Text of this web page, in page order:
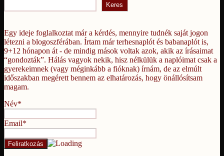
Keres
Egy ideje foglalkoztat már a kérdés, mennyire tudnék saját jogon
létezni a blogoszférában. Írtam már terhesnaplót és babanaplót is,
9+12 hónapon át - de mindig mások voltak azok, akik az írásaimat
“gondozták”. Hálás vagyok nekik, hisz nélkülük a naplóimat csak a
gyerekeimnek (vagy méginkább a fióknak) írnám, de az elmúlt
időszakban megérett bennem az elhatározás, hogy önállósítsam
magam.
Név*
Email*